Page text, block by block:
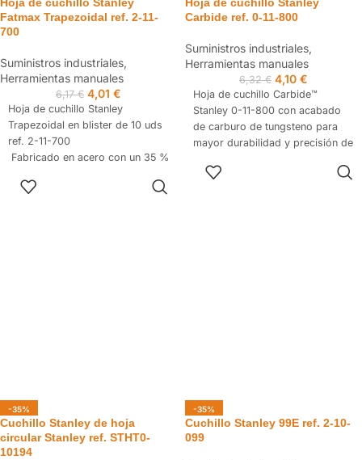
Fatmax Trapezoidal ref. 2-11-
700
Suministros industriales,
Herramientas manuales
6,17€ 4,01 €
Hoja de cuchillo Stanley
Trapezoidal en blister de 10 uds
ref. 2-11-700
Fabricado en acero con un 35 %
con nuevos ángulos de corte.
Carbide ref. 0-11-800
Suministros industriales,
Herramientas manuales
6,32€ 4,10 €
Hoja de cuchillo Carbide™
Stanley 0-11-800 con acabado
de carburo de tungsteno para
mayor durabilidad y precisión de
más cortes que una hoja
-35%
Cuchillo Stanley de hoja
circular Stanley ref. STHT0-
10194
-35%
Cuchillo Stanley 99E ref. 2-10-
099